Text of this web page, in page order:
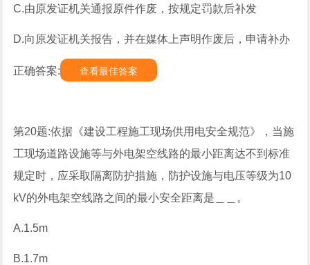
C.由原发证机关通报原件作废，按规定罚款后补发
D.向原发证机关报告，并在媒体上声明作废后，申请补办
正确答案: 查看最佳答案
第20题:依据《建设工程施工现场供用电安全规范》，当施
工现场道路设施等与外电架空线路的最小距离达不到标准
规定时，应采取隔离防护措施，防护设施与电压等级为10
kV的外电架空线路之间的最小安全距离是＿＿。
A.1.5m
B.1.7m